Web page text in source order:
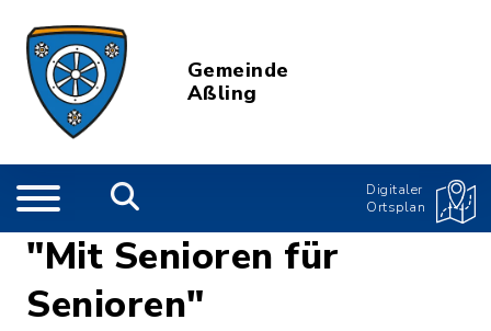
Gemeinde
Aßling
Digitaler
Ortsplan
"Mit Senioren für
Senioren"